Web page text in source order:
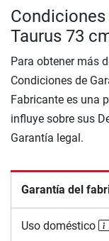
Condiciones
Taurus 73
Para obtener más
Condiciones de
Fabricante es una
influye sobre sus
Garantía legal.
Garantía del
Uso doméstico